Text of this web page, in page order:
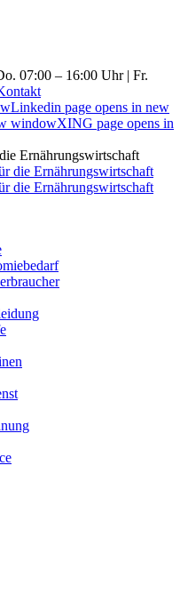
07:00 – 16:00 Uhr | Fr.
Linkedin page opens in new
windowXING page opens in
Ernährungswirtschaft